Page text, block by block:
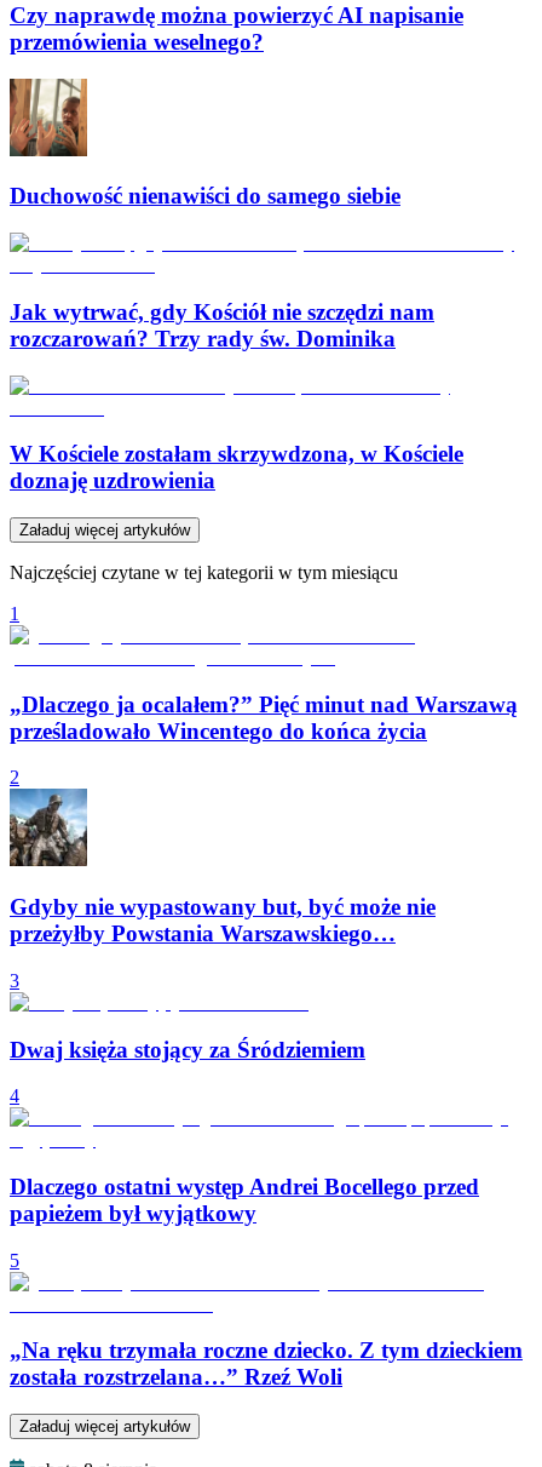
Czy naprawdę można powierzyć AI napisanie
przemówienia weselnego?
Duchowość nienawiści do samego siebie
Jak wytrwać, gdy Kościół nie szczędzi nam
rozczarowań? Trzy rady św. Dominika
W Kościele zostałam skrzywdzona, w Kościele
doznaję uzdrowienia
Załaduj więcej artykułów
Najczęściej czytane w tej kategorii w tym miesiącu
1
„Dlaczego ja ocalałem?” Pięć minut nad Warszawą
prześladowało Wincentego do końca życia
2
Gdyby nie wypastowany but, być może nie
przeżyłby Powstania Warszawskiego…
3
Dwaj księża stojący za Śródziemiem
4
Dlaczego ostatni występ Andrei Bocellego przed
papieżem był wyjątkowy
5
„Na ręku trzymała roczne dziecko. Z tym dzieckiem
została rozstrzelana…” Rzeź Woli
Załaduj więcej artykułów